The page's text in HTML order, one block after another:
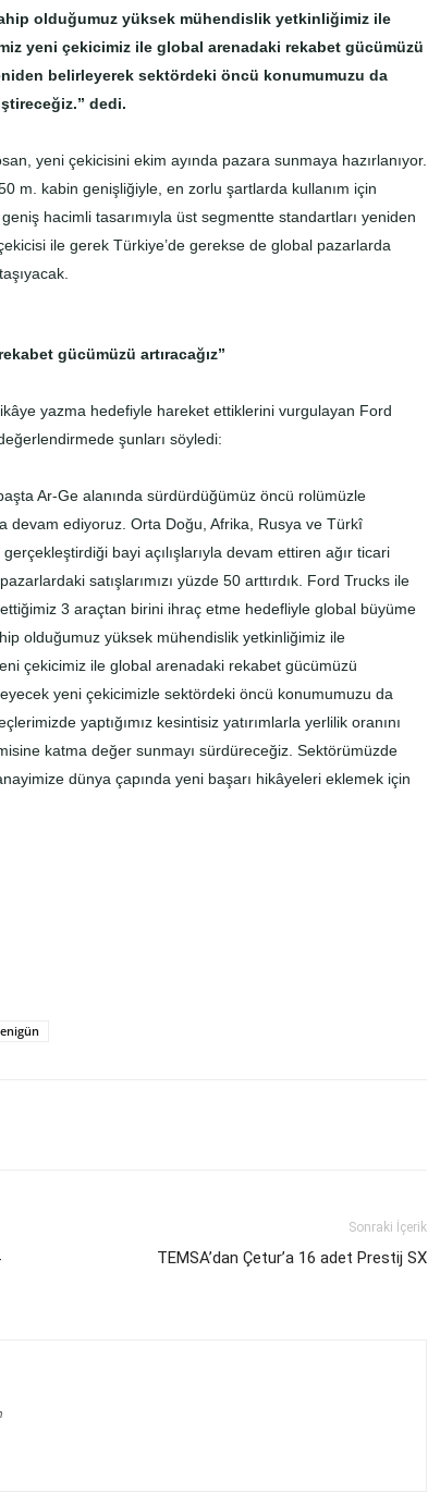
olduğumuz yüksek mühendislik yetkinliğimiz ile
yeni çekicimiz ile global arenadaki rekabet gücümüzü
belirleyerek sektördeki öncü konumumuzu da
dedi.
yeni çekicisini ekim ayında pazara sunmaya hazırlanıyor.
m. kabin genişliğiyle, en zorlu şartlarda kullanım için
hacimli tasarımıyla üst segmentte standartları yeniden
ile gerek Türkiye’de gerekse de global pazarlarda
gücümüzü artıracağız”
yazma hedefiyle hareket ettiklerini vurgulayan Ford
şunları söyledi:
Ar-Ge alanında sürdürdüğümüz öncü rolümüzle
devam ediyoruz. Orta Doğu, Afrika, Rusya ve Türkî
bayi açılışlarıyla devam ettiren ağır ticari
satışlarımızı yüzde 50 arttırdık. Ford Trucks ile
3 araçtan birini ihraç etme hedefliyle global büyüme
olduğumuz yüksek mühendislik yetkinliğimiz ile
çekicimiz ile global arenadaki rekabet gücümüzü
yeni çekicimizle sektördeki öncü konumumuzu da
yaptığımız kesintisiz yatırımlarla yerlilik oranını
katma değer sunmayı sürdüreceğiz. Sektörümüzde
dünya çapında yeni başarı hikâyeleri eklemek için
Sonraki İçerik
TEMSA’dan Çetur’a 16 adet Prestij SX